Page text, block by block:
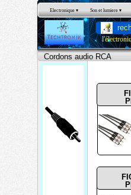
Electronique ▾ Son et lumiere ▾
Cordons audio RCA